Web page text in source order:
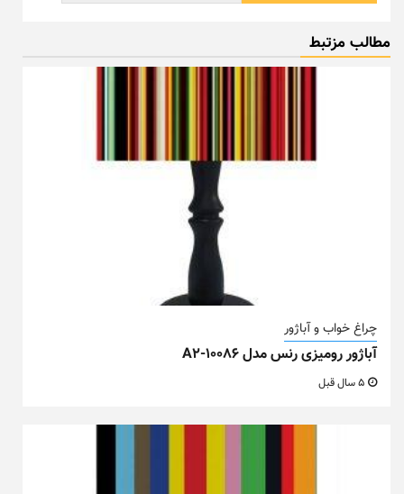
مطالب مزتبط
چراغ خواب و آباژور
آباژور رومیزی رنس مدل A2-10086